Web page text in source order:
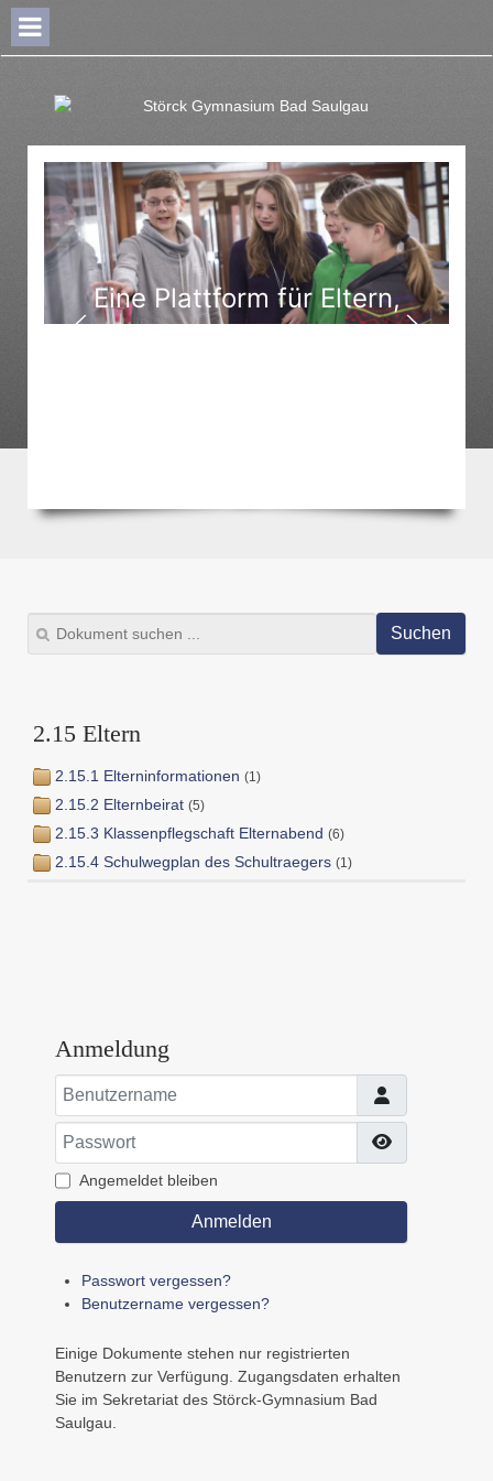
Eine Plattform für Eltern,
Schüler und Kollegen
Anmeldung
Benutzername
Passwort
Angemeldet bleiben
Anmelden
Passwort vergessen?
Benutzername vergessen?
Einige Dokumente stehen nur registrierten
Benutzern zur Verfügung. Zugangsdaten erhalten
Sie im Sekretariat des Störck-Gymnasium Bad
Saulgau.
Suchen
2.15 Eltern
2.15.1 Elterninformationen (1)
2.15.2 Elternbeirat (5)
2.15.3 Klassenpflegschaft Elternabend (6)
2.15.4 Schulwegplan des Schultraegers (1)